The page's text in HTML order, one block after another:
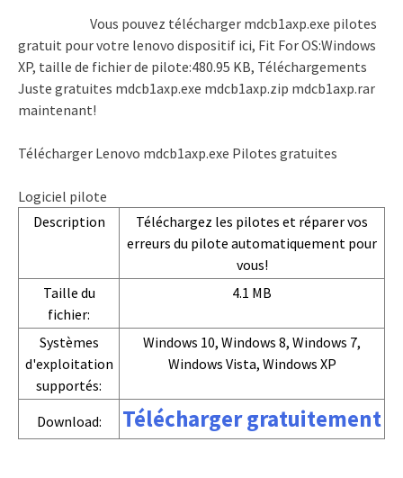
Vous pouvez télécharger mdcb1axp.exe pilotes
gratuit pour votre lenovo dispositif ici, Fit For OS:Windows
XP, taille de fichier de pilote:480.95 KB, Téléchargements
Juste gratuites mdcb1axp.exe mdcb1axp.zip mdcb1axp.rar
maintenant!
Télécharger Lenovo mdcb1axp.exe Pilotes gratuites
Logiciel pilote
Description
Téléchargez les pilotes et réparer vos
erreurs du pilote automatiquement pour
vous!
Taille du
fichier:
4.1 MB
Systèmes
d'exploitation
supportés:
Windows 10, Windows 8, Windows 7,
Windows Vista, Windows XP
Download: Télécharger gratuitement